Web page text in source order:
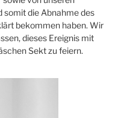
somit die Abnahme des
bekommen haben. Wir
dieses Ereignis mit
Sekt zu feiern.